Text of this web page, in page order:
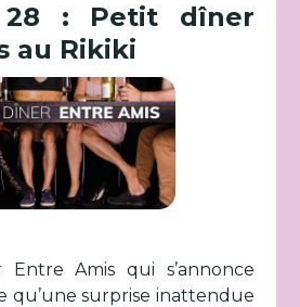
28 : Petit dîner
au Rikiki
Amis qui s’annonce
qu’une surprise inattendue